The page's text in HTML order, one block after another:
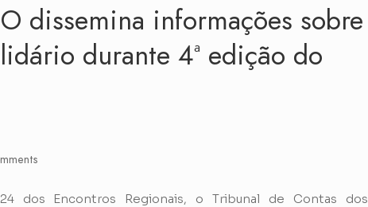
dissemina informações sobre
durante 4ª edição do
dos Encontros Regionais, o Tribunal de Contas dos